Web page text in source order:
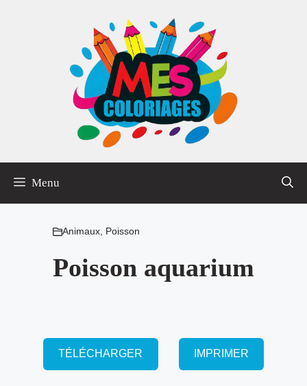
Menu
Animaux, Poisson
Poisson aquarium
TÉLÉCHARGER IMPRIMER